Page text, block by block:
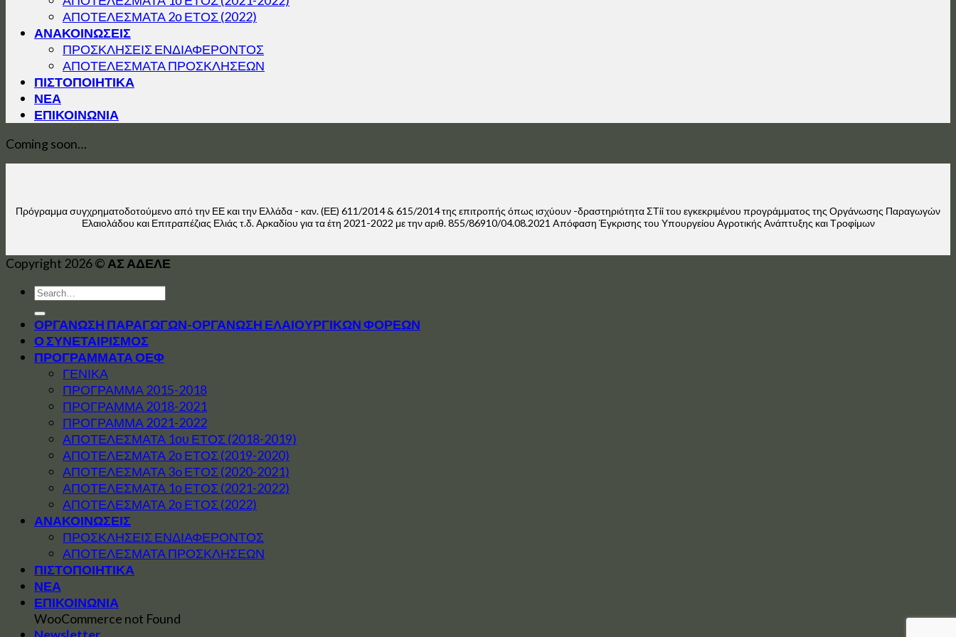
ΑΠΟΤΕΛΕΣΜΑΤΑ 2ο ΕΤΟΣ (2022)
ΑΝΑΚΟΙΝΩΣΕΙΣ
ΠΡΟΣΚΛΗΣΕΙΣ ΕΝΔΙΑΦΕΡΟΝΤΟΣ
ΑΠΟΤΕΛΕΣΜΑΤΑ ΠΡΟΣΚΛΗΣΕΩΝ
ΠΙΣΤΟΠΟΙΗΤΙΚΑ
ΝΕΑ
ΕΠΙΚΟΙΝΩΝΙΑ
Coming soon…
Πρόγραμμα συγχρηματοδοτούμενο από την ΕΕ και την Ελλάδα - καν. (ΕΕ) 611/2014 & 615/2014 της επιτροπής όπως ισχύουν -δραστηριότητα ΣΤii του εγκεκριμένου προγράμματος της Οργάνωσης Παραγωγών
Ελαιολάδου και Επιτραπέζιας Ελιάς τ.δ. Αρκαδίου για τα έτη 2021-2022 με την αριθ. 855/86910/04.08.2021 Aπόφαση Έγκρισης του Υπουργείου Αγροτικής Ανάπτυξης και Τροφίμων
Copyright 2026 © ΑΣ ΑΔΕΛΕ
ΟΡΓΑΝΩΣΗ ΠΑΡΑΓΩΓΩΝ-ΟΡΓΑΝΩΣΗ ΕΛΑΙΟΥΡΓΙΚΩΝ ΦΟΡΕΩΝ
Ο ΣΥΝΕΤΑΙΡΙΣΜΟΣ
ΠΡΟΓΡΑΜΜΑΤΑ ΟΕΦ
ΓΕΝΙΚΑ
ΠΡΟΓΡΑΜΜΑ 2015-2018
ΠΡΟΓΡΑΜΜΑ 2018-2021
ΠΡΟΓΡΑΜΜΑ 2021-2022
ΑΠΟΤΕΛΕΣΜΑΤΑ 1ου ΕΤΟΣ (2018-2019)
ΑΠΟΤΕΛΕΣΜΑΤΑ 2ο ΕΤΟΣ (2019-2020)
ΑΠΟΤΕΛΕΣΜΑΤΑ 3o ΕΤΟΣ (2020-2021)
ΑΠΟΤΕΛΕΣΜΑΤΑ 1ο ΕΤΟΣ (2021-2022)
ΑΠΟΤΕΛΕΣΜΑΤΑ 2ο ΕΤΟΣ (2022)
ΑΝΑΚΟΙΝΩΣΕΙΣ
ΠΡΟΣΚΛΗΣΕΙΣ ΕΝΔΙΑΦΕΡΟΝΤΟΣ
ΑΠΟΤΕΛΕΣΜΑΤΑ ΠΡΟΣΚΛΗΣΕΩΝ
ΠΙΣΤΟΠΟΙΗΤΙΚΑ
ΝΕΑ
ΕΠΙΚΟΙΝΩΝΙΑ
WooCommerce not Found